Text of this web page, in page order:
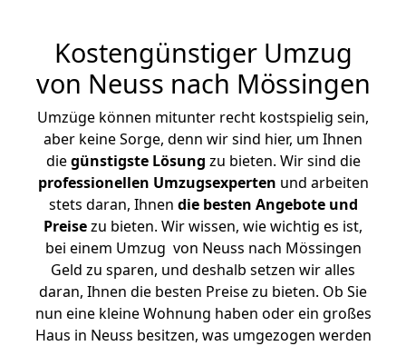
Kostengünstiger Umzug
von Neuss nach Mössingen
Umzüge können mitunter recht kostspielig sein,
aber keine Sorge, denn wir sind hier, um Ihnen
diegünstigste Lösung zu bieten. Wir sind die
professionellen Umzugsexperten und arbeiten
stets daran, Ihnen die besten Angebote und
Preisezu bieten. Wir wissen, wie wichtig es ist,
bei einem Umzug von Neuss nach Mössingen
Geld zu sparen, und deshalb setzen wir alles
daran, Ihnen die besten Preise zu bieten. Ob Sie
nun eine kleine Wohnung haben oder ein großes
Haus in Neuss besitzen, was umgezogen werden